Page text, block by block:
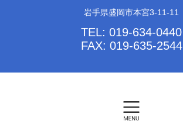
岩手県盛岡市本宮3-11-11
TEL: 019-634-0440
FAX: 019-635-2544